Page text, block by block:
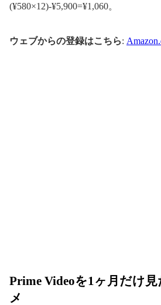
(¥580×12)-¥5,900=¥1,060。
ウェブからの登録はこちら:
Prime Videoを1ヶ月だけ
メ